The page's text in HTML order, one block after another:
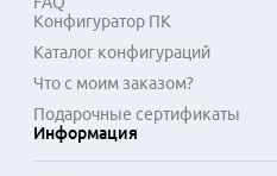
Конфигуратор ПК
Каталог конфигураций
Что с моим заказом?
Подарочные сертификаты
Информация